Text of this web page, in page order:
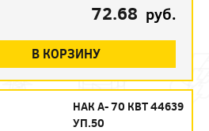
72.68 руб.
В КОРЗИНУ
НАК А- 70 КВТ 44639
УП.50